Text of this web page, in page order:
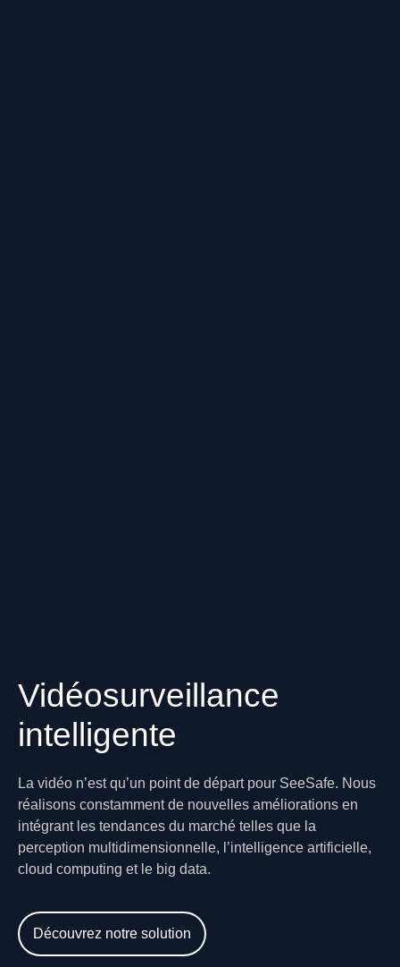
Vidéosurveillance
intelligente
La vidéo n’est qu’un point de départ pour SeeSafe. Nous
réalisons constamment de nouvelles améliorations en
intégrant les tendances du marché telles que la
perception multidimensionnelle, l’intelligence artificielle,
cloud computing et le big data.
Découvrez notre solution